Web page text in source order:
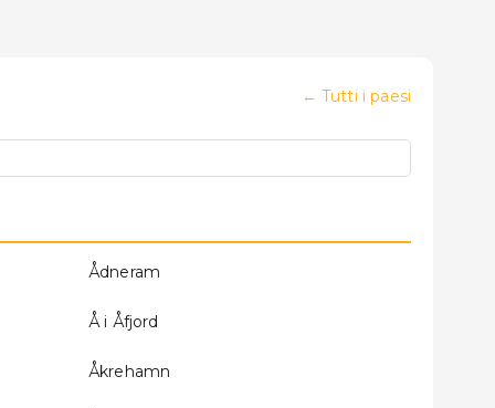
←Tutti i paesi
Ådneram
Å i Åfjord
Åkrehamn